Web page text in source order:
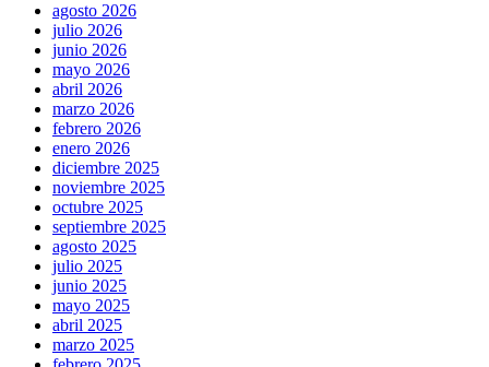
agosto 2026
julio 2026
junio 2026
mayo 2026
abril 2026
marzo 2026
febrero 2026
enero 2026
diciembre 2025
noviembre 2025
octubre 2025
septiembre 2025
agosto 2025
julio 2025
junio 2025
mayo 2025
abril 2025
marzo 2025